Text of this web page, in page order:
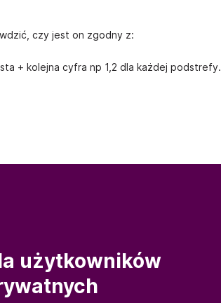
czy jest on zgodny z:
+ kolejna cyfra np 1,2 dla każdej podstrefy.
użytkowników